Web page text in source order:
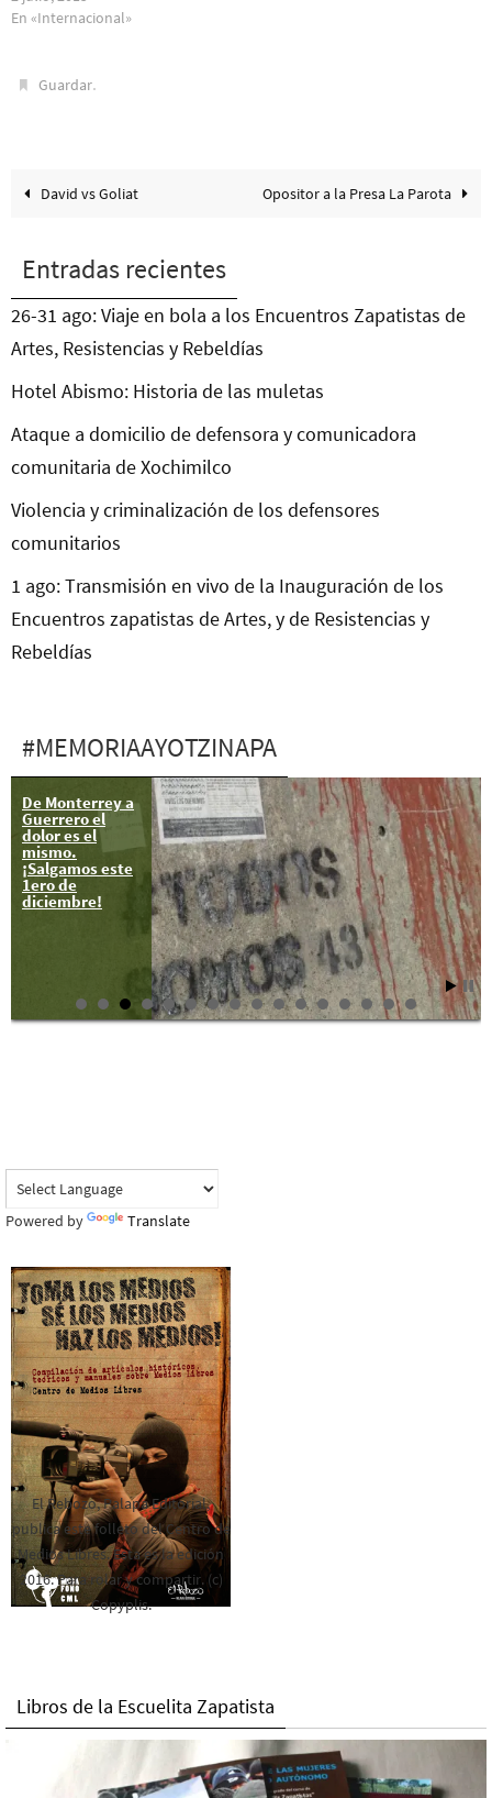
En «Internacional»
Guardar.
David vs Goliat Opositor a la Presa La Parota
Entradas recientes
26-31 ago: Viaje en bola a los Encuentros Zapatistas de
Artes, Resistencias y Rebeldías
Hotel Abismo: Historia de las muletas
Ataque a domicilio de defensora y comunicadora
comunitaria de Xochimilco
Violencia y criminalización de los defensores
comunitarios
1 ago: Transmisión en vivo de la Inauguración de los
Encuentros zapatistas de Artes, y de Resistencias y
Rebeldías
#MEMORIAAYOTZINAPA
De Monterrey a
Guerrero el
dolor es el
mismo.
¡Salgamos este
1ero de
diciembre!
Comité de
Madres y
Padres de
Ayotzinapa
sobre
recomendación
de la CNDH
Powered by Translate
El Rebozo, Palapa Editorial,
publica este folleto del Centro de
Medios Libres. Esta es la edición
2016. Para rolar y compartir. (c)
Copyplis.
Libros de la Escuelita Zapatista